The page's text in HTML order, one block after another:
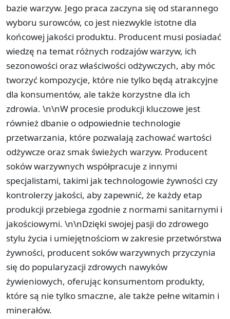
bazie warzyw. Jego praca zaczyna się od starannego
wyboru surowców, co jest niezwykle istotne dla
końcowej jakości produktu. Producent musi posiadać
wiedzę na temat różnych rodzajów warzyw, ich
sezonowości oraz właściwości odżywczych, aby móc
tworzyć kompozycje, które nie tylko będą atrakcyjne
dla konsumentów, ale także korzystne dla ich
zdrowia. \n\nW procesie produkcji kluczowe jest
również dbanie o odpowiednie technologie
przetwarzania, które pozwalają zachować wartości
odżywcze oraz smak świeżych warzyw. Producent
soków warzywnych współpracuje z innymi
specjalistami, takimi jak technologowie żywności czy
kontrolerzy jakości, aby zapewnić, że każdy etap
produkcji przebiega zgodnie z normami sanitarnymi i
jakościowymi. \n\nDzięki swojej pasji do zdrowego
stylu życia i umiejętnościom w zakresie przetwórstwa
żywności, producent soków warzywnych przyczynia
się do popularyzacji zdrowych nawyków
żywieniowych, oferując konsumentom produkty,
które są nie tylko smaczne, ale także pełne witamin i
minerałów.